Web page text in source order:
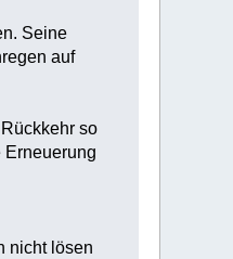
Seine
auf
so
Erneuerung
nicht lösen